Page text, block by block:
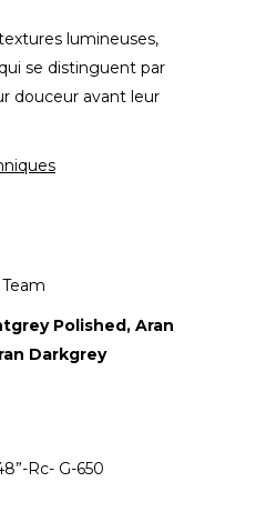
lumineuses,
se distinguent par
douceur avant leur
Polished, Aran
Darkgrey
Rc- G-650